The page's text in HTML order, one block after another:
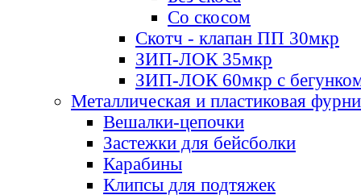
Со скосом
Скотч - клапан ПП 30мкр
ЗИП-ЛОК 35мкр
ЗИП-ЛОК 60мкр с
Металлическая и пластиковая
Вешалки-цепочки
Застежки для бейсболки
Карабины
Клипсы для подтяжек